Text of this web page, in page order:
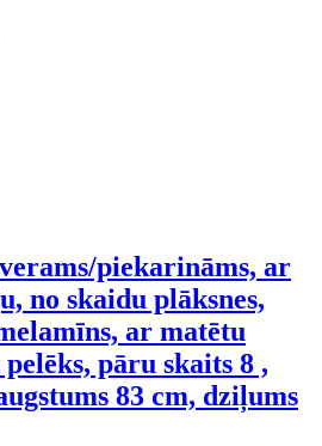
piekarināms, ar
no skaidu plāksnes,
ar matētu
pāru skaits 8 ,
83 cm, dziļums